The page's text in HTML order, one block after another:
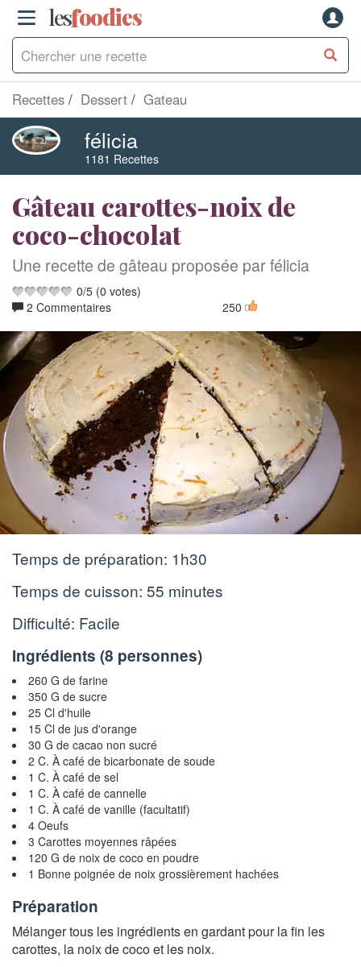
lesfoodies
Recettes Dessert Gateau
félicia
1181 Recettes
Gâteau carottes-noix de
coco-chocolat
Une recette de gâteau proposée par félicia
0/5 (0 votes)
2 Commentaires
250
Temps de préparation: 1h30
Temps de cuisson: 55 minutes
Difficulté: Facile
Ingrédients (8 personnes)
260 G de farine
350 G de sucre
25 Cl d'huile
15 Cl de jus d'orange
30 G de cacao non sucré
2 C. À café de bicarbonate de soude
1 C. À café de sel
1 C. À café de cannelle
1 C. À café de vanille (facultatif)
4 Oeufs
3 Carottes moyennes râpées
120 G de noix de coco en poudre
1 Bonne poignée de noix grossièrement hachées
Préparation
Mélanger tous les ingrédients en gardant pour la fin les
carottes, la noix de coco et les noix.